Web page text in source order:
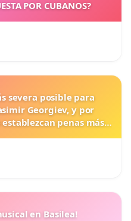
POR CUBANOS?
severa posible para
Georgiev, y por
penas más
en Basilea!